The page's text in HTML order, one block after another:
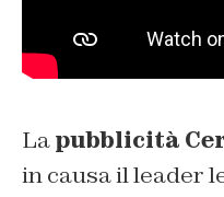
Lapubblicità
in causa il leader